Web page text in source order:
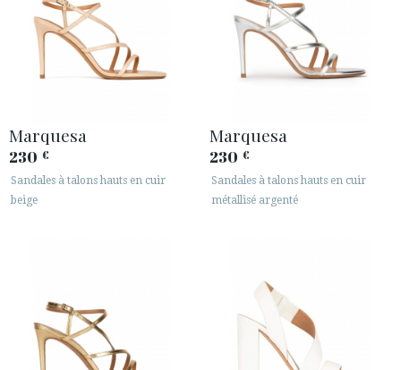
Marquesa
230 €
Sandales à talons hauts en cuir
beige
Marquesa
230 €
Sandales à talons hauts en cuir
métallisé argenté